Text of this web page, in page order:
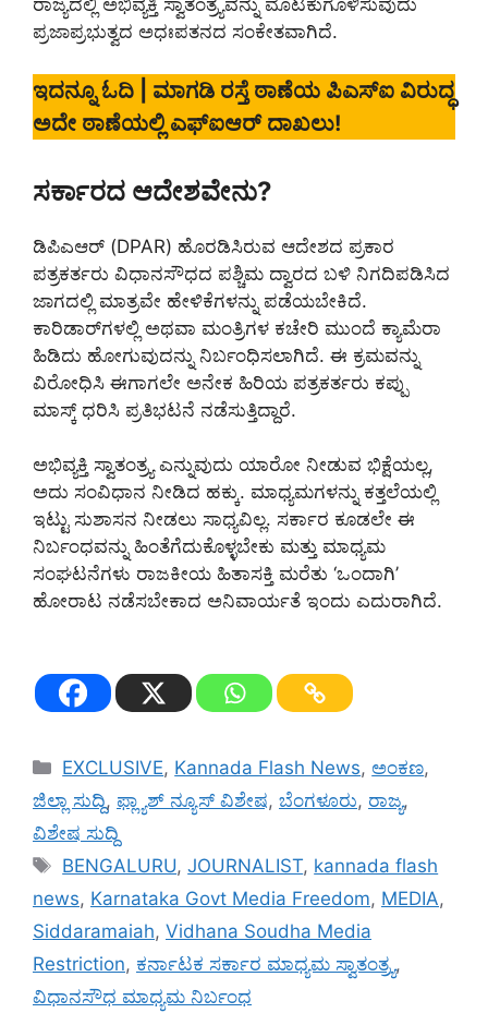
ರಾಜ್ಯದಲ್ಲಿ ಅಭಿವ್ಯಕ್ತಿ ಸ್ವಾತಂತ್ರ್ಯವನ್ನು ಮೊಟಕುಗೊಳಿಸುವುದು
ಪ್ರಜಾಪ್ರಭುತ್ವದ ಅಧಃಪತನದ ಸಂಕೇತವಾಗಿದೆ.
ಇದನ್ನೂ ಓದಿ | ಮಾಗಡಿ ರಸ್ತೆ ಠಾಣೆಯ ಪಿಎಸ್‌ಐ ವಿರುದ್ಧ
ಅದೇ ಠಾಣೆಯಲ್ಲಿ ಎಫ್‌ಐಆರ್ ದಾಖಲು!
ಸರ್ಕಾರದ ಆದೇಶವೇನು?
ಡಿಪಿಎಆರ್ (DPAR) ಹೊರಡಿಸಿರುವ ಆದೇಶದ ಪ್ರಕಾರ
ಪತ್ರಕರ್ತರು ವಿಧಾನಸೌಧದ ಪಶ್ಚಿಮ ದ್ವಾರದ ಬಳಿ ನಿಗದಿಪಡಿಸಿದ
ಜಾಗದಲ್ಲಿ ಮಾತ್ರವೇ ಹೇಳಿಕೆಗಳನ್ನು ಪಡೆಯಬೇಕಿದೆ.
ಕಾರಿಡಾರ್‌ಗಳಲ್ಲಿ ಅಥವಾ ಮಂತ್ರಿಗಳ ಕಚೇರಿ ಮುಂದೆ ಕ್ಯಾಮೆರಾ
ಹಿಡಿದು ಹೋಗುವುದನ್ನು ನಿರ್ಬಂಧಿಸಲಾಗಿದೆ. ಈ ಕ್ರಮವನ್ನು
ವಿರೋಧಿಸಿ ಈಗಾಗಲೇ ಅನೇಕ ಹಿರಿಯ ಪತ್ರಕರ್ತರು ಕಪ್ಪು
ಮಾಸ್ಕ್ ಧರಿಸಿ ಪ್ರತಿಭಟನೆ ನಡೆಸುತ್ತಿದ್ದಾರೆ.
ಅಭಿವ್ಯಕ್ತಿ ಸ್ವಾತಂತ್ರ್ಯ ಎನ್ನುವುದು ಯಾರೋ ನೀಡುವ ಭಿಕ್ಷೆಯಲ್ಲ,
ಅದು ಸಂವಿಧಾನ ನೀಡಿದ ಹಕ್ಕು. ಮಾಧ್ಯಮಗಳನ್ನು ಕತ್ತಲೆಯಲ್ಲಿ
ಇಟ್ಟು ಸುಶಾಸನ ನೀಡಲು ಸಾಧ್ಯವಿಲ್ಲ. ಸರ್ಕಾರ ಕೂಡಲೇ ಈ
ನಿರ್ಬಂಧವನ್ನು ಹಿಂತೆಗೆದುಕೊಳ್ಳಬೇಕು ಮತ್ತು ಮಾಧ್ಯಮ
ಸಂಘಟನೆಗಳು ರಾಜಕೀಯ ಹಿತಾಸಕ್ತಿ ಮರೆತು ‘ಒಂದಾಗಿ’
ಹೋರಾಟ ನಡೆಸಬೇಕಾದ ಅನಿವಾರ್ಯತೆ ಇಂದು ಎದುರಾಗಿದೆ.
Categories
EXCLUSIVE, Kannada Flash News, ಅಂಕಣ,
ಜಿಲ್ಲಾ ಸುದ್ದಿ, ಫ್ಲ್ಯಾಶ್ ನ್ಯೂಸ್ ವಿಶೇಷ, ಬೆಂಗಳೂರು, ರಾಜ್ಯ,
ವಿಶೇಷ ಸುದ್ದಿ
Tags
BENGALURU,JOURNALIST, kannada flash
news, Karnataka Govt Media Freedom, MEDIA,
Siddaramaiah, Vidhana Soudha Media
Restriction, ಕರ್ನಾಟಕ ಸರ್ಕಾರ ಮಾಧ್ಯಮ ಸ್ವಾತಂತ್ರ್ಯ,
ವಿಧಾನಸೌಧ ಮಾಧ್ಯಮ ನಿರ್ಬಂಧ